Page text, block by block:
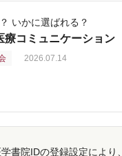
いかに選ばれる？
コミュニケーション
2026.07.14
学書院IDの登録設定により、